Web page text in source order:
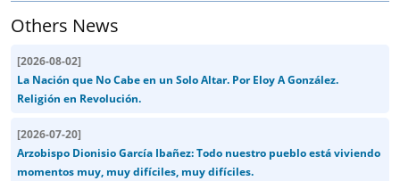
Others News
[2026-08-02]
La Nación que No Cabe en un Solo Altar. Por Eloy A González.
Religión en Revolución.
[2026-07-20]
Arzobispo Dionisio García Ibañez: Todo nuestro pueblo está viviendo
momentos muy, muy difíciles, muy difíciles.